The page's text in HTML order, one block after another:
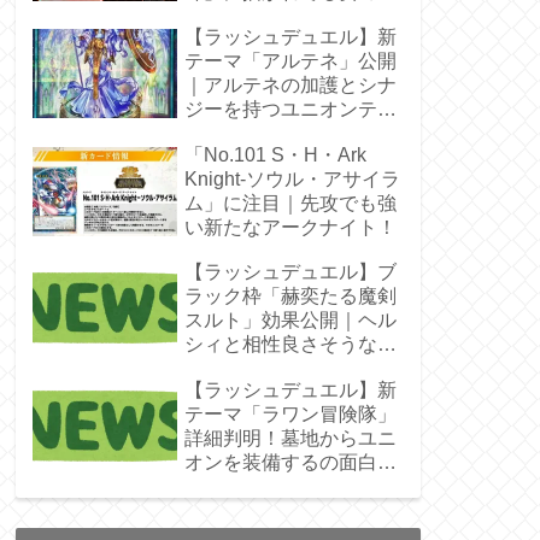
【ラッシュデュエル】新
テーマ「アルテネ」公開
｜アルテネの加護とシナ
ジーを持つユニオンテー
「No.101 S・H・Ark
Knight-ソウル・アサイラ
ム」に注目｜先攻でも強
い新たなアークナイト！
【ラッシュデュエル】ブ
ラック枠「赫奕たる魔剣
スルト」効果公開｜ヘル
シィと相性良さそうなレ
【ラッシュデュエル】新
テーマ「ラワン冒険隊」
詳細判明！墓地からユニ
オンを装備するの面白そ